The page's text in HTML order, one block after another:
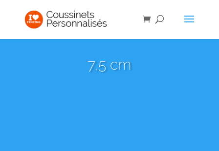
7,5 cm